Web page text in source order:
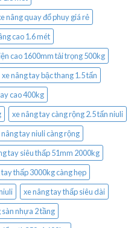
nâng quay đổ phuy giá rẻ
cao 1.6 mét
cao 1600mm tải trọng 500kg
xe nâng tay bậc thang 1.5 tấn
cao 400kg
xe nâng tay càng rộng 2.5 tấn niuli
nâng tay niuli càng rộng
tay siêu thấp 51mm 2000kg
tay thấp 3000kg càng hẹp
xe nâng tay thấp siêu dài
sàn nhựa 2 tầng